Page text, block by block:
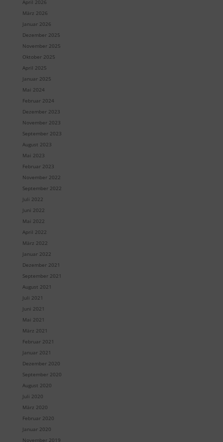
April 2026
März 2026
Januar 2026
Dezember 2025
November 2025
Oktober 2025
April 2025
Januar 2025
Mai 2024
Februar 2024
Dezember 2023
November 2023
September 2023
August 2023
Mai 2023
Februar 2023
November 2022
September 2022
Juli 2022
Juni 2022
Mai 2022
April 2022
März 2022
Januar 2022
Dezember 2021
September 2021
August 2021
Juli 2021
Juni 2021
Mai 2021
März 2021
Februar 2021
Januar 2021
Dezember 2020
September 2020
August 2020
Juli 2020
März 2020
Februar 2020
Januar 2020
November 2019